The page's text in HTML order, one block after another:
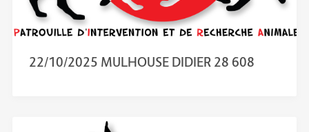
22/10/2025 MULHOUSE DIDIER 28 608